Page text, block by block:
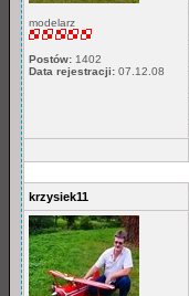
modelarz
Postów: 1402
Data rejestracji: 07.12.08
krzysiek11